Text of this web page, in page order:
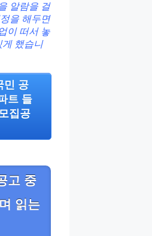
알람을 걸
을 해두면
이 떠서 놓
게 했습니
민 공
트 들
집공
고 중
읽는